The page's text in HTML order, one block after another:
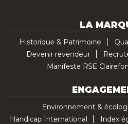
LA
Historique & Patrimoine
Devenir revendeur
Manifeste RSE
Environnement &
Handicap International
Index